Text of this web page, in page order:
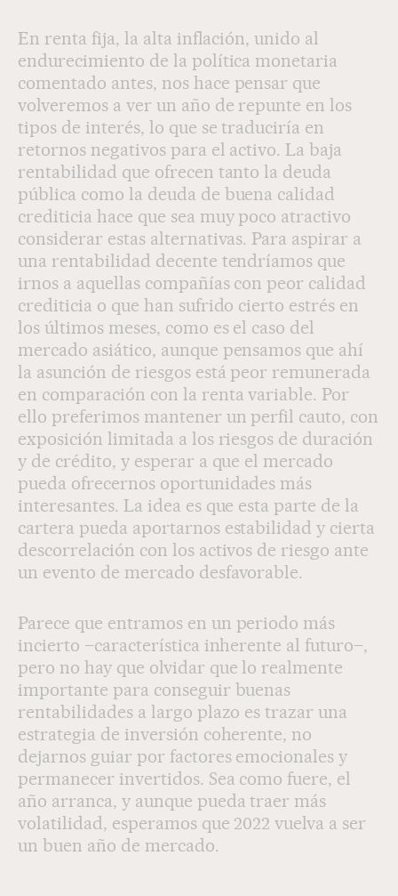
En renta fija, la alta inflación, unido al
endurecimiento de la política monetaria
comentado antes, nos hace pensar que
volveremos a ver un año de repunte en los
tipos de interés, lo que se traduciría en
retornos negativos para el activo. La baja
rentabilidad que ofrecen tanto la deuda
pública como la deuda de buena calidad
crediticia hace que sea muy poco atractivo
considerar estas alternativas. Para aspirar a
una rentabilidad decente tendríamos que
irnos a aquellas compañías con peor calidad
crediticia o que han sufrido cierto estrés en
los últimos meses, como es el caso del
mercado asiático, aunque pensamos que ahí
la asunción de riesgos está peor remunerada
en comparación con la renta variable. Por
ello preferimos mantener un perfil cauto, con
exposición limitada a los riesgos de duración
y de crédito, y esperar a que el mercado
pueda ofrecernos oportunidades más
interesantes. La idea es que esta parte de la
cartera pueda aportarnos estabilidad y cierta
descorrelación con los activos de riesgo ante
un evento de mercado desfavorable.
Parece que entramos en un periodo más
incierto –característica inherente al futuro–,
pero no hay que olvidar que lo realmente
importante para conseguir buenas
rentabilidades a largo plazo es trazar una
estrategia de inversión coherente, no
dejarnos guiar por factores emocionales y
permanecer invertidos. Sea como fuere, el
año arranca, y aunque pueda traer más
volatilidad, esperamos que 2022 vuelva a ser
un buen año de mercado.